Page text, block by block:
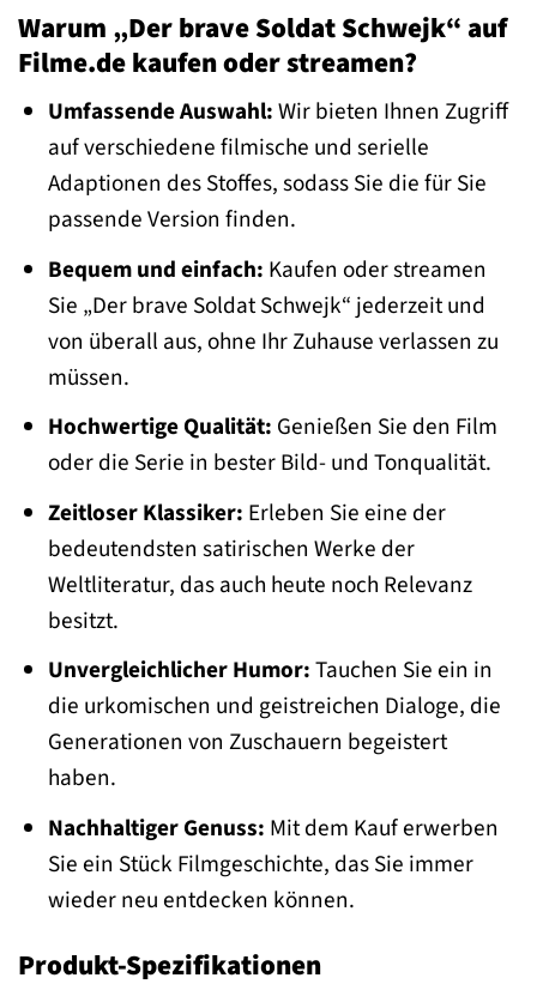
Warum „Der brave Soldat Schwejk“ auf
Filme.de kaufen oder streamen?
Umfassende Auswahl:Wir bieten Ihnen Zugriff
auf verschiedene filmische und serielle
Adaptionen des Stoffes, sodass Sie die für Sie
passende Version finden.
Bequem und einfach: Kaufen oder streamen
Sie „Der brave Soldat Schwejk“ jederzeit und
von überall aus, ohne Ihr Zuhause verlassen zu
müssen.
Hochwertige Qualität: Genießen Sie den Film
oder die Serie in bester Bild- und Tonqualität.
Zeitloser Klassiker: Erleben Sie eine der
bedeutendsten satirischen Werke der
Weltliteratur, das auch heute noch Relevanz
besitzt.
Unvergleichlicher Humor:Tauchen Sie ein in
die urkomischen und geistreichen Dialoge, die
Generationen von Zuschauern begeistert
haben.
Nachhaltiger Genuss: Mit dem Kauf erwerben
Sie ein Stück Filmgeschichte, das Sie immer
wieder neu entdecken können.
Produkt-Spezifikationen